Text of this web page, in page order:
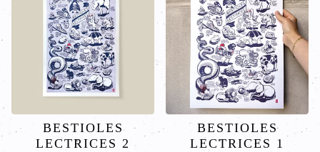
BESTIOLES
LECTRICES 2
BESTIOLES
LECTRICES 1